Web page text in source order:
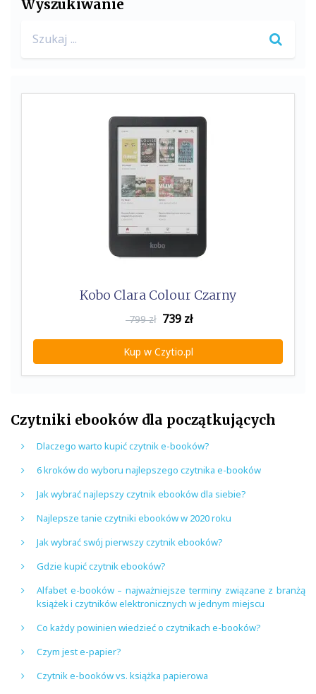
Wyszukiwanie
for:
Kobo Clara Colour Czarny
799 zł 739 zł
Kup w Czytio.pl
Czytniki ebooków dla początkujących
Dlaczego warto kupić czytnik e-booków?
6 kroków do wyboru najlepszego czytnika e-booków
Jak wybrać najlepszy czytnik ebooków dla siebie?
Najlepsze tanie czytniki ebooków w 2020 roku
Jak wybrać swój pierwszy czytnik ebooków?
Gdzie kupić czytnik ebooków?
Alfabet e-booków – najważniejsze terminy związane z branżą
książek i czytników elektronicznych w jednym miejscu
Co każdy powinien wiedzieć o czytnikach e-booków?
Czym jest e-papier?
Czytnik e-booków vs. książka papierowa